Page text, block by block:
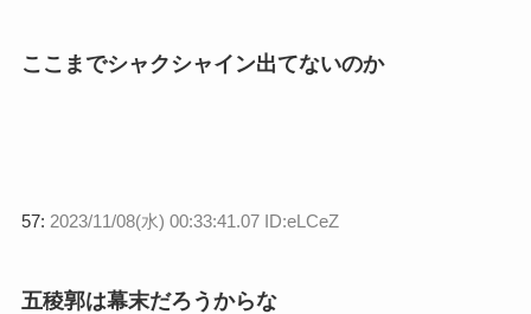
ここまでシャクシャイン出てないのか
57: 2023/11/08(水) 00:33:41.07 ID:eLCeZ
五稜郭は幕末だろうからな